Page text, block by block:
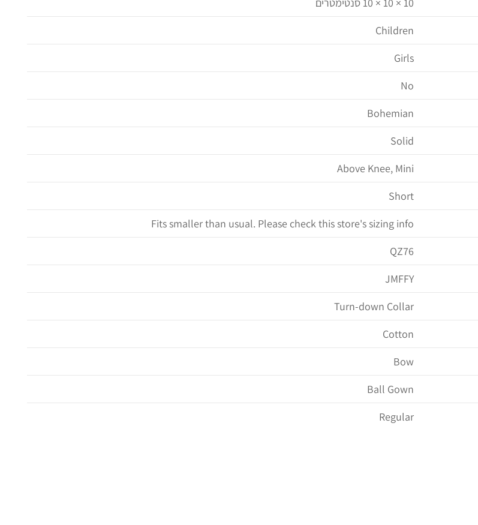
Children
Girls
No
Bohemian
Solid
Above Knee, Mini
Short
Fits smaller than usual. Please check this store's sizing info
QZ76
JMFFY
Turn-down Collar
Cotton
Bow
Ball Gown
Regular